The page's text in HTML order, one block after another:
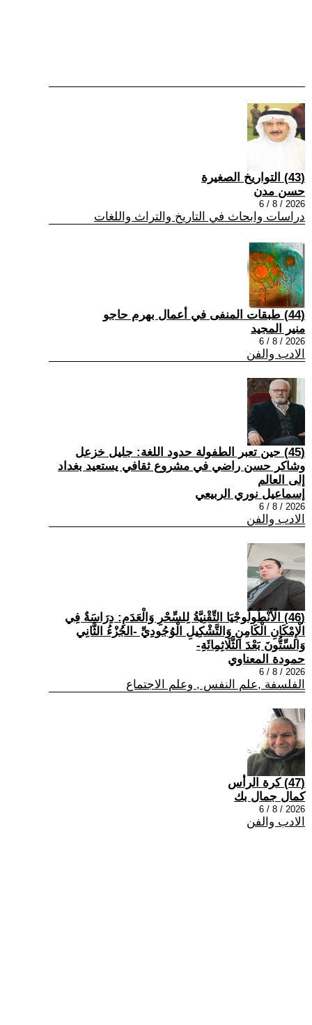
(43) التواريخ الصغيرة
حسن مدن
2026 / 8 / 6
دراسات وابحاث في التاريخ والتراث واللغات
(44) طبقات المنفى في أعمال بهرم حاجو
منير المجيد
2026 / 8 / 6
الادب والفن
(45) حين تعبر الطفولة حدود اللغة: جليل خزعل
وشاكر حسن راضي في مشروع ثقافي يستعيد بغداد
إلى العالم
إسماعيل نوري الربيعي
2026 / 8 / 6
الادب والفن
(46) الْأَنْطُولُوجْيَا التِّقْنِيَّةُ لِلسِّحْرِ وَالْعَدَمِ: دِرَاسَةٌ فِي
الْإِمْكَانِ الْكَامِنِ وَالتَّشْكِيلِ الْوُجُودِيِّ -الجُزْءُ الثَّانِي
وَالسِّتُّونَ بَعْدَ الثَّلَاثِمِائَةِ-
حمودة المعناوي
2026 / 8 / 6
الفلسفة ,علم النفس , وعلم الاجتماع
(47) كرة الرأس
كمال جمال بك
2026 / 8 / 6
الادب والفن